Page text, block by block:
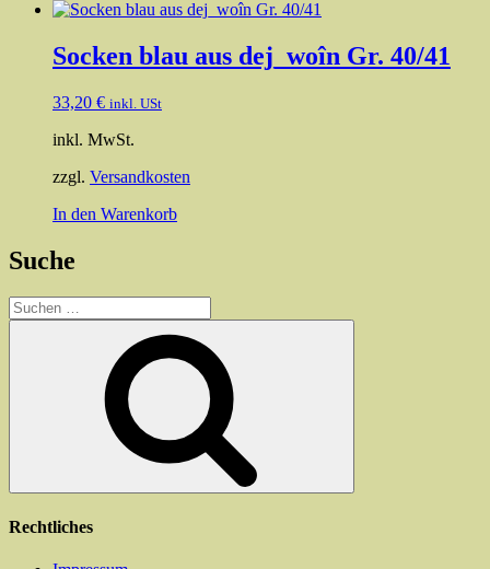
Socken blau aus dej_woîn Gr. 40/41
33,20 € inkl. USt
inkl. MwSt.
zzgl. Versandkosten
In den Warenkorb
Suche
Suchen
nach:
Rechtliches